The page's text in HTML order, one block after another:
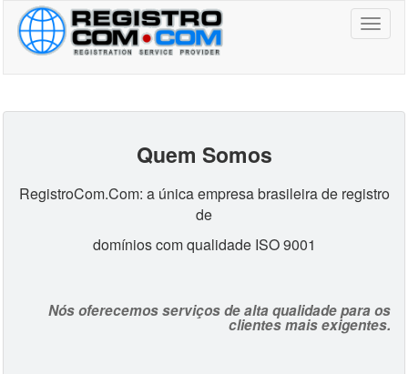
Toggle
Quem Somos
RegistroCom.Com: a única empresa brasileira de registro
de
domínios com qualidade ISO 9001
Nós oferecemos serviços de alta qualidade para os
clientes mais exigentes.